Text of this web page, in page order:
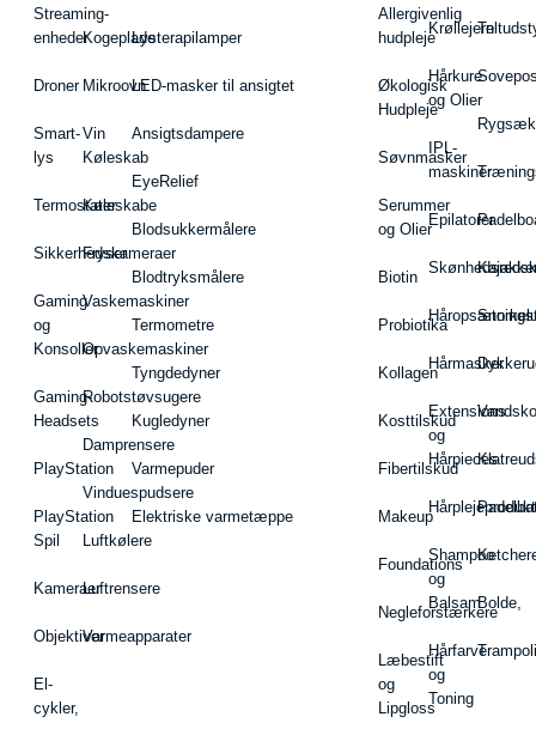
Streaming-
enheder
Droner
Smart-
lys
Termostater
Sikkerhedskameraer
Gaming
og
Konsoller
Gaming-
Headsets
PlayStation
PlayStation
Spil
Kameraer
Objektiver
El-
cykler,
Kogeplade
Mikroovn
Vin
Køleskab
Køleskabe
Fryser
Vaskemaskiner
Opvaskemaskiner
Robotstøvsugere
Damprensere
Vinduespudsere
Luftkølere
Luftrensere
Varmeapparater
Lysterapilamper
LED-masker til ansigtet
Ansigtsdampere
EyeRelief
Blodsukkermålere
Blodtryksmålere
Termometre
Tyngdedyner
Kugledyner
Varmepuder
Elektriske varmetæppe
Allergivenlig
hudpleje
Økologisk
Hudpleje
Søvnmasker
Serummer
og Olier
Biotin
Probiotika
Kollagen
Kosttilskud
Fibertilskud
Makeup
Foundations
Negleforstærkere
Læbestift
og
Lipgloss
Krøllejern
Hårkure
og Olier
IPL-
maskiner
Epilatorer
Hårmasker
Extensions
og
Hårpieces
Shampoo
og
Balsam
Hårfarve
og
Toning
Vandsko
Bolde,